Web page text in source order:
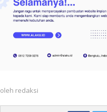
oleh redaksi